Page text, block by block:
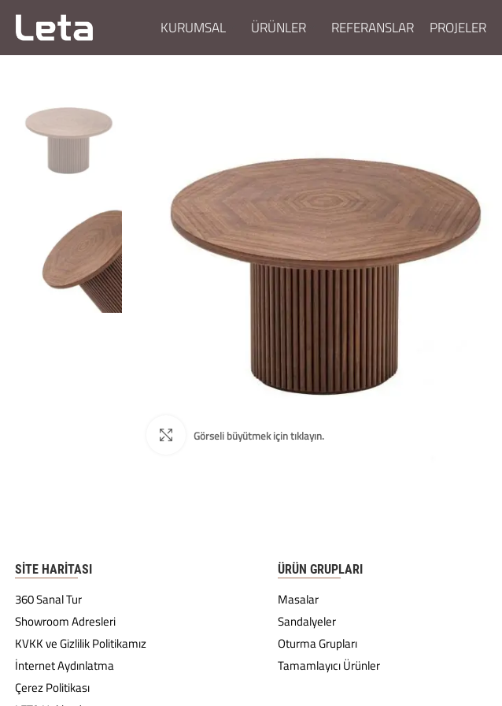
KURUMSAL ÜRÜNLER REFERANSLAR PROJELER
SITE HARITASI
360 Sanal Tur
Showroom Adresleri
KVKK ve Gizlilik Politikamız
İnternet Aydınlatma
Çerez Politikası
ÜRÜN GRUPLARI
Masalar
Sandalyeler
Oturma Grupları
Tamamlayıcı Ürünler